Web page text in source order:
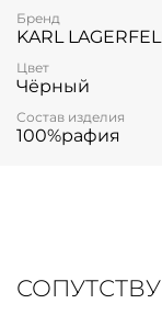
Бренд
KARL
Цвет
Чёрный
Состав изделия
100%рафия